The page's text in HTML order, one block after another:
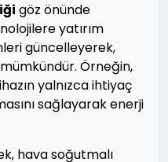
göz önünde
yatırım
güncelleyerek,
Örneğin,
yalnızca ihtiyaç
sağlayarak enerji
hava soğutmalı